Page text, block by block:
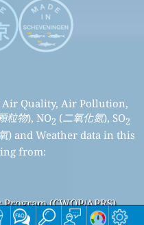
Air Quality, Air Pollution,
粒物), NO2 (二氧化氮), SO2
) and Weather data in this
from:
(CWOP/APRS)
dan Geofisika